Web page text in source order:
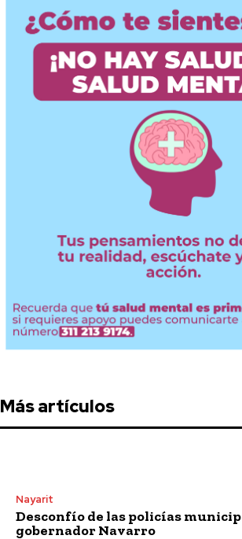
Más artículos
Nayarit
Desconfío de las policías
gobernador Navarro